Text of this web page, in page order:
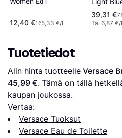
12,40 €165,33 €/L
Light
39,31 €
Tai 6,87
Tuotetiedot
Alin hinta tuotteelle Versace
45,99 €. Tämä on tällä
kaupan joukossa.
Vertaa:
Versace Tuoksut
Versace Eau de Toilette